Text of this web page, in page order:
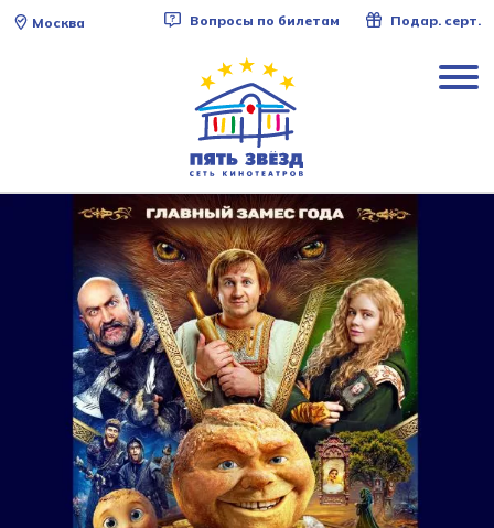
Москва Вопросы по билетам Подар. серт.